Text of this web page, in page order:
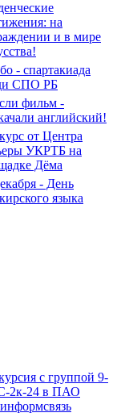
на
и в мире
- cпартакиада
СПО РБ
фильм -
английский!
от Центра
УКРТБ на
Дёма
- День
языка
с группой 9-
2к-24 в ПАО